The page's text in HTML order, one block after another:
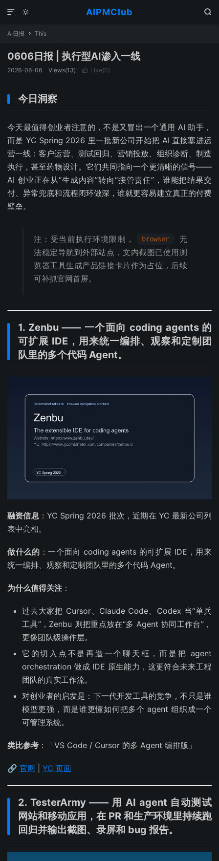
AIPMClub
 

AI日报  This
0606日报 | 执行型AI渗入一线
2026-06-06 Views(13)  Like(0)
今日洞察
今天最值得创业者注意的，不是又冒出一个通用 AI 助手，
而是 YC Spring 2026 里一批新公司开始把 AI 直接塞进运
营一线：客户运营、测试回归、营销投放、组织诊断、制造
执行，甚至药物设计。它们共同指向一个更清晰的信号——
AI 创业正在从“生成内容”转向“接管责任”，谁能把结果交
付、异常兜底和流程闭环做深，谁就更容易建立真正的付费
壁垒。
注：受当前执行环境限制， browser
无
法稳定导航到外部站点，文内截图已使用浏
览器工具生成产品链接卡片作为占位，后续
可补抓官网首屏。
1. Zenbu —— 一个面向 coding agents 的
可扩展 IDE，用来统一编排、观察和定制团
队里的多个代码 Agent。
融资信息 ：YC Spring 2026 批次，近期在 YC 最新公司列
表中亮相。
做什么的 ：一个面向 coding agents 的可扩展 IDE，用来
统一编排、观察和定制团队里的多个代码 Agent。
为什么值得关注 ：
过去大家把 Cursor、Claude Code、Codex 当“单兵
工具”，Zenbu 则把重点放在“多 Agent 协同工作台”，
更像团队级操作层。
它的切入点不是再造一个聊天框，而是把 agent
orchestration 做成 IDE 原生能力，这更符合未来工程
团队的真实工作流。
对创业者的启发是：下一代开发工具的竞争，不只是谁
模型更强，而是谁更懂如何把多个 agent 组织成一个
可管理系统。
类比参考 ：「VS Code / Cursor 的多 Agent 编排版」
🔗 官网 YC 页面
2. TesterArmy —— 用 AI agent 自动测试
网站和移动应用，在 PR 和生产环境里持续跑
回归并输出截图、录屏和 bug 报告。